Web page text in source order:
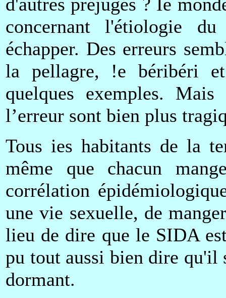
concernant l'étiologie
échapper. Des erreurs
la pellagre, !e béribéri
quelques exemples.
l’erreur sont bien plus
Tous ies habitants de la
même que chacun
corrélation
une vie sexuelle, de
lieu de dire que le SIDA
pu tout aussi bien dire qu'il
dormant.